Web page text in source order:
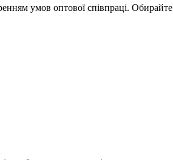
умов оптової співпраці. Обирайте